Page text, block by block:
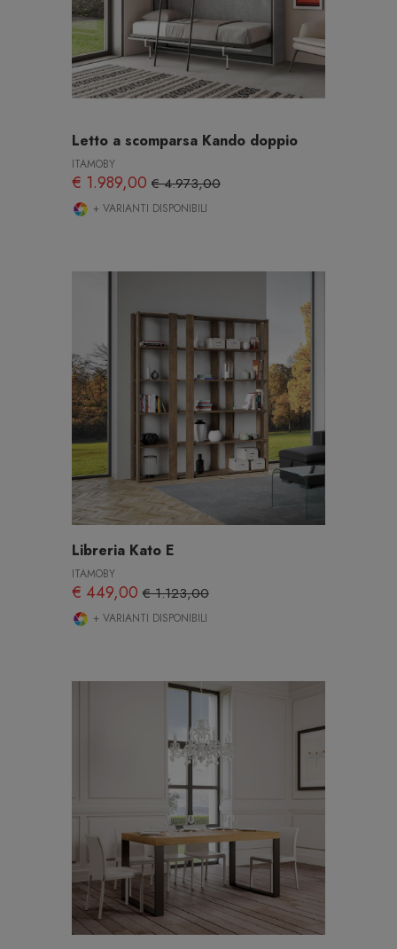
Letto a scomparsa Kando doppio
ITAMOBY
€ 1.989,00€ 4.973,00
+ VARIANTI DISPONIBILI
Libreria Kato E
ITAMOBY
€ 449,00€ 1.123,00
+ VARIANTI DISPONIBILI